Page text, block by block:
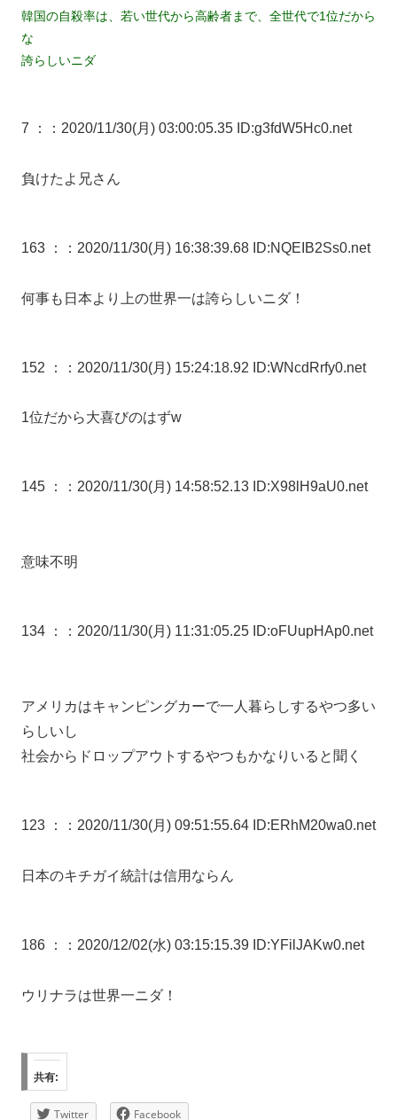
韓国の自殺率は、若い世代から高齢者まで、全世代で1位だから
な
誇らしいニダ
7 ： ：2020/11/30(月) 03:00:05.35 ID:g3fdW5Hc0.net
負けたよ兄さん
163 ： ：2020/11/30(月) 16:38:39.68 ID:NQEIB2Ss0.net
何事も日本より上の世界一は誇らしいニダ！
152 ： ：2020/11/30(月) 15:24:18.92 ID:WNcdRrfy0.net
1位だから大喜びのはずw
145 ： ：2020/11/30(月) 14:58:52.13 ID:X98lH9aU0.net
意味不明
134 ： ：2020/11/30(月) 11:31:05.25 ID:oFUupHAp0.net
アメリカはキャンピングカーで一人暮らしするやつ多い
らしいし
社会からドロップアウトするやつもかなりいると聞く
123 ： ：2020/11/30(月) 09:51:55.64 ID:ERhM20wa0.net
日本のキチガイ統計は信用ならん
186 ： ：2020/12/02(水) 03:15:15.39 ID:YFilJAKw0.net
ウリナラは世界一ニダ！
共有:
Twitter Facebook